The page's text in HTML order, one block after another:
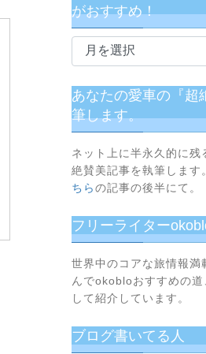
がおすすめ！
ハ
た
方
は
初
め
か
順
番
に
読
む
が
あなたの愛車の『超
筆します。
ネット上に半永久的に残
絶賛美記事を執筆します
ちらの記事の後半にて。
フリーライター
世界中のコアな旅情報満
んでokobloおすすめの
して紹介しています。
ブログ書いてる人